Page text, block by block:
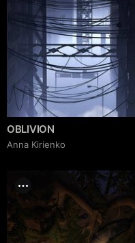
OBLIVION
Anna Kirienko